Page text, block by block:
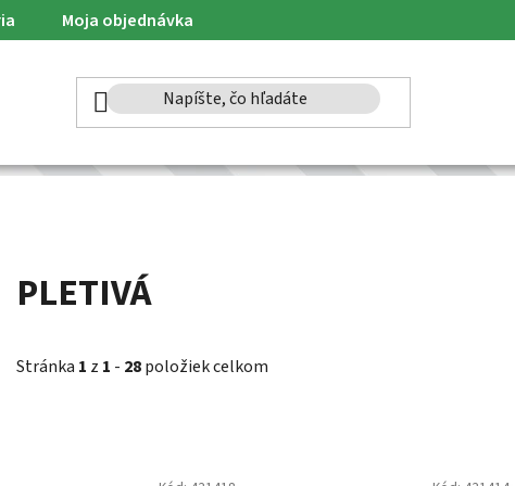
Moja objednávka
PLETIVÁ
Stránka 1 z 1 - 28položiek celkom